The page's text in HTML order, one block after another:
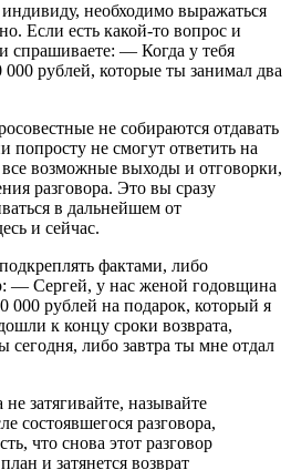
необходимо выражаться
Если есть какой-то вопрос и
спрашиваете: — Когда у тебя
000 рублей, которые ты занимал два
не собираются отдавать
попросту не смогут ответить на
все возможные выходы и отговорки,
разговора. Это вы сразу
в дальнейшем от
и сейчас.
фактами, либо
— Сергей, у нас женой годовщина
000 рублей на подарок, который я
к концу сроки возврата,
либо завтра ты мне отдал
затягивайте, называйте
состоявшегося разговора,
что снова этот разговор
и затянется возврат